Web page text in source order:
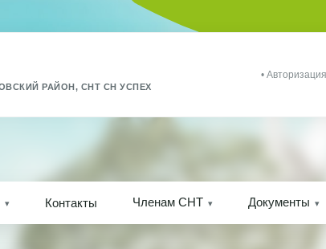
РАЙОН, СНТ СН УСПЕХ
•
Контакты Членам СНТ Документы